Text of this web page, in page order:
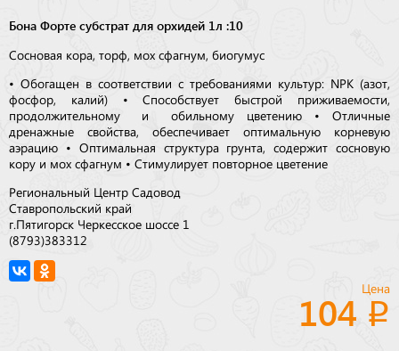
Бона Форте субстрат для орхидей 1л :10
Сосновая кора, торф, мох сфагнум, биогумус
• Обогащен в соответствии с требованиями культур: NPK (азот,
фосфор, калий) • Способствует быстрой приживаемости,
продолжительному и обильному цветению • Отличные
дренажные свойства, обеспечивает оптимальную корневую
аэрацию • Оптимальная структура грунта, содержит сосновую
кору и мох сфагнум • Стимулирует повторное цветение
Региональный Центр Садовод
Ставропольский край
г.Пятигорск Черкесское шоссе 1
(8793)383312
Цена
104